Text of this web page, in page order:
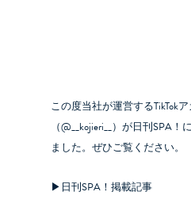
この度当社が運営するTikTok
（@__kojieri__）が日刊SPA
ました。ぜひご覧ください。
▶︎日刊SPA！掲載記事